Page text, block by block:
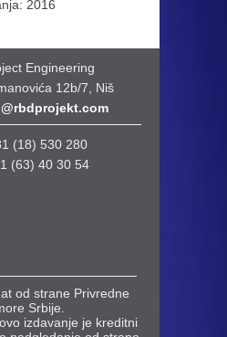
2016
Engineering
12b/7, Niš
(18) 530 280
(63) 40 30 54
od strane Privredne
Srbije.
izdavanje je kreditni